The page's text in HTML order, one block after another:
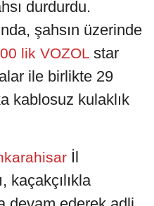
durdurdu.
şahsın üzerinde
lik VOZOL star
ile birlikte 29
kablosuz kulaklık
İl
kaçakçılıkla